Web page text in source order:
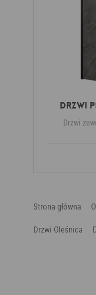
Drzwi
Drzwi
Strona główna
Drzwi Oleśnica